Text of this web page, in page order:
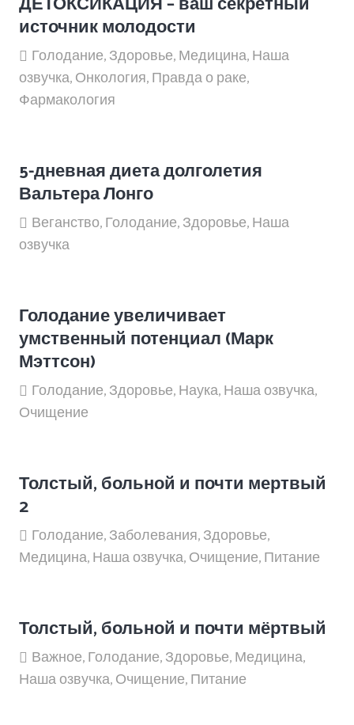
источник молодости
Голодание,Здоровье,Медицина,Наша
озвучка,Онкология,Правда о раке,
Фармакология
5-дневная диета долголетия
Вальтера Лонго
Веганство,Голодание,Здоровье,Наша
озвучка
Голодание увеличивает
умственный потенциал (Марк
Мэттсон)
Голодание,Здоровье,Наука,Наша озвучка,
Очищение
Толстый, больной и почти мертвый
2
Голодание,Заболевания,Здоровье,
Медицина,Наша озвучка,Очищение,Питание
Толстый, больной и почти мёртвый
Важное,Голодание,Здоровье,Медицина,
Наша озвучка,Очищение,Питание